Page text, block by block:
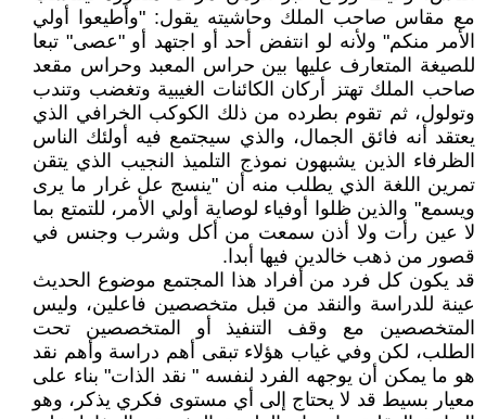
مع مقاس صاحب الملك وحاشيته يقول: "وأطيعوا أولي
الأمر منكم" ولأنه لو انتفض أحد أو اجتهد أو "عصى" تبعا
للصيغة المتعارف عليها بين حراس المعبد وحراس مقعد
صاحب الملك تهتز أركان الكائنات الغيبية وتغضب وتندب
وتولول، ثم تقوم بطرده من ذلك الكوكب الخرافي الذي
يعتقد أنه فائق الجمال، والذي سيجتمع فيه أولئك الناس
الظرفاء الذين يشبهون نموذج التلميذ النجيب الذي يتقن
تمرين اللغة الذي يطلب منه أن "ينسج عل غرار ما يرى
ويسمع" والذين ظلوا أوفياء لوصاية أولي الأمر، للتمتع بما
لا عين رأت ولا أذن سمعت من أكل وشرب وجنس في
قصور من ذهب خالدين فيها أبدا.
قد يكون كل فرد من أفراد هذا المجتمع موضوع الحديث
عينة للدراسة والنقد من قبل متخصصين فاعلين، وليس
المتخصصين مع وقف التنفيذ أو المتخصصين تحت
الطلب، لكن وفي غياب هؤلاء تبقى أهم دراسة وأهم نقد
هو ما يمكن أن يوجهه الفرد لنفسه " نقد الذات" بناء على
معيار بسيط قد لا يحتاج إلى أي مستوى فكري يذكر، وهو